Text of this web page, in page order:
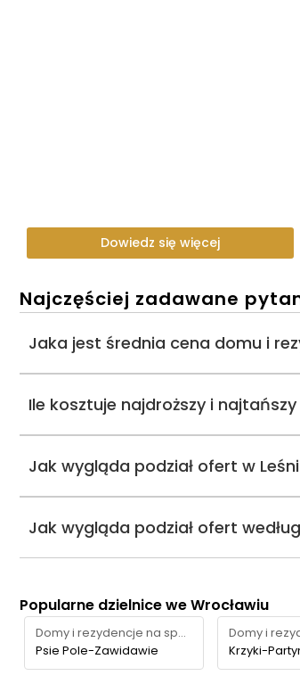
Dowiedz się więcej
Najczęściej zadawane
Jaka jest średnia cena domu i
Ile kosztuje najdroższy i
Jak wygląda podział ofert w
Jak wygląda podział ofert
Popularne dzielnice we Wrocławiu
Domy i rezydencje na sprzedaż
Psie Pole-Zawidawie
Krzyki-